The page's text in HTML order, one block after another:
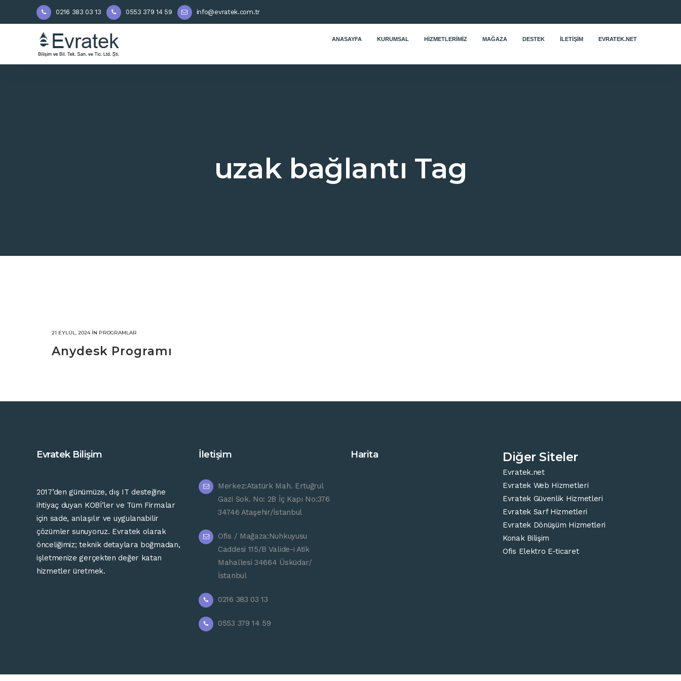
0216 383 03 13 0553 379 14 59 info@evratek.com.tr
ANASAYFA KURUMSAL HIZMETLERIMIZ MAĞAZA DESTEK İLETIŞIM EVRATEK.NET
uzak bağlantı Tag
21 EYLÜL, 2024IN PROGRAMLAR
Anydesk Programı
Evratek Bilişim
2017’den günümüze,dış ITdesteğine
ihtiyaç duyan KOBİ’ler ve Tüm Firmalar
için sade, anlaşılır ve uygulanabilir
çözümlersunuyoruz. Evratek olarak
önceliğimiz;teknikdetaylara boğmadan,
işletmenizegerçektendeğer katan
hizmetler üretmek.
İletişim
Merkez:Atatürk Mah. Ertuğrul
Gazi Sok. No: 2B İç Kapı No:376
34746 Ataşehir/İstanbul
Ofis / Mağaza:Nuhkuyusu
Caddesi 115/B Valide-i Atik
Mahallesi 34664 Üsküdar/
İstanbul
0216 383 03 13
0553 379 14 59
Harita Diğer Siteler
Evratek.net
Evratek Web Hizmetleri
Evratek Güvenlik Hizmetleri
Evratek Sarf Hizmetleri
Evratek Dönüşüm Hizmetleri
Konak Bilişim
Ofis Elektro E-ticaret